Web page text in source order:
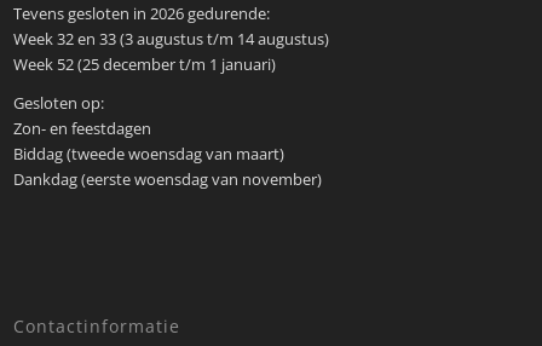
Tevens gesloten in 2026 gedurende:
Week 32 en 33 (3 augustus t/m 14 augustus)
Week 52 (25 december t/m 1 januari)
Gesloten op:
Zon- en feestdagen
Biddag (tweede woensdag van maart)
Dankdag (eerste woensdag van november)
Contactinformatie